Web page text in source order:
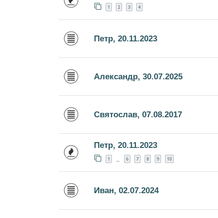
1 2 3 4
Петр, 20.11.2023
Александр, 30.07.2025
Святослав, 07.08.2017
Петр, 20.11.2023
1 6 7 8 9 10
Иван, 02.07.2024